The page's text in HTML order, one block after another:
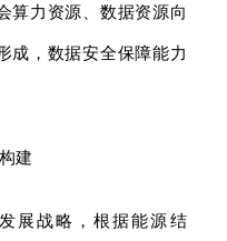
算力资源、数据资源向
成，数据安全保障能力
建
展战略，根据能源结